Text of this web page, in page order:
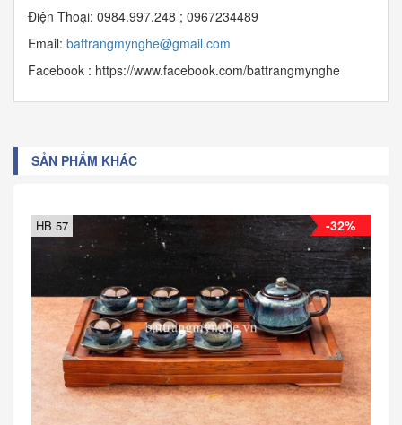
Điện Thoại: 0984.997.248 ; 0967234489
Email: battrangmynghe@gmail.com
Facebook : https://www.facebook.com/battrangmynghe
SẢN PHẨM KHÁC
-32%
HB 57